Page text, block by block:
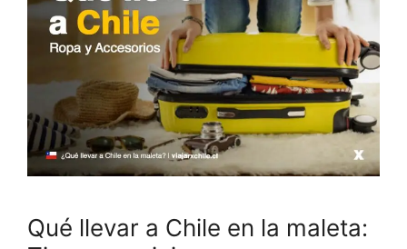
Qué llevar a Chile en la maleta: